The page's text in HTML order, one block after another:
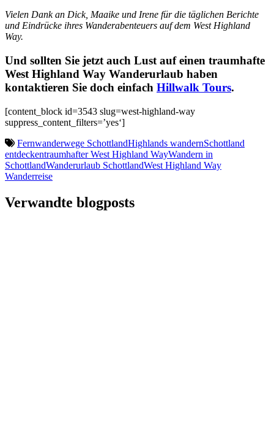
Vielen Dank an Dick, Maaike und Irene für die täglichen Berichte
und Eindrücke ihres Wanderabenteuers auf dem West Highland
Way.
Und sollten Sie jetzt auch Lust auf einen traumhafte
West Highland Way Wanderurlaub haben
kontaktieren Sie doch einfach Hillwalk Tours.
[content_block id=3543 slug=west-highland-way
suppress_content_filters=’yes‘]
Fernwanderwege SchottlandHighlands wandernSchottland
entdeckentraumhafter West Highland WayWandern in
SchottlandWanderurlaub SchottlandWest Highland Way
Wanderreise
Verwandte blogposts